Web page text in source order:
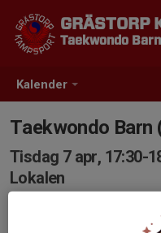
Kalender
GRÄSTORP
Taekwondo
Taekwondo Barn
Tisdag 7 apr, 17:30-
Lokalen